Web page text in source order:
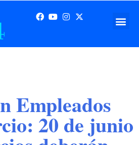
Empleados
20 de junio